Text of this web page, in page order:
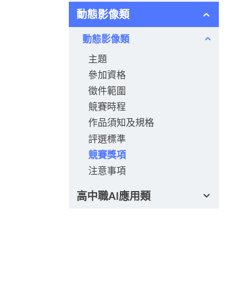
動態影像類
動態影像類
主題
參加資格
徵件範圍
競賽時程
作品須知及規格
評選標準
競賽獎項
注意事項
高中職AI應用類